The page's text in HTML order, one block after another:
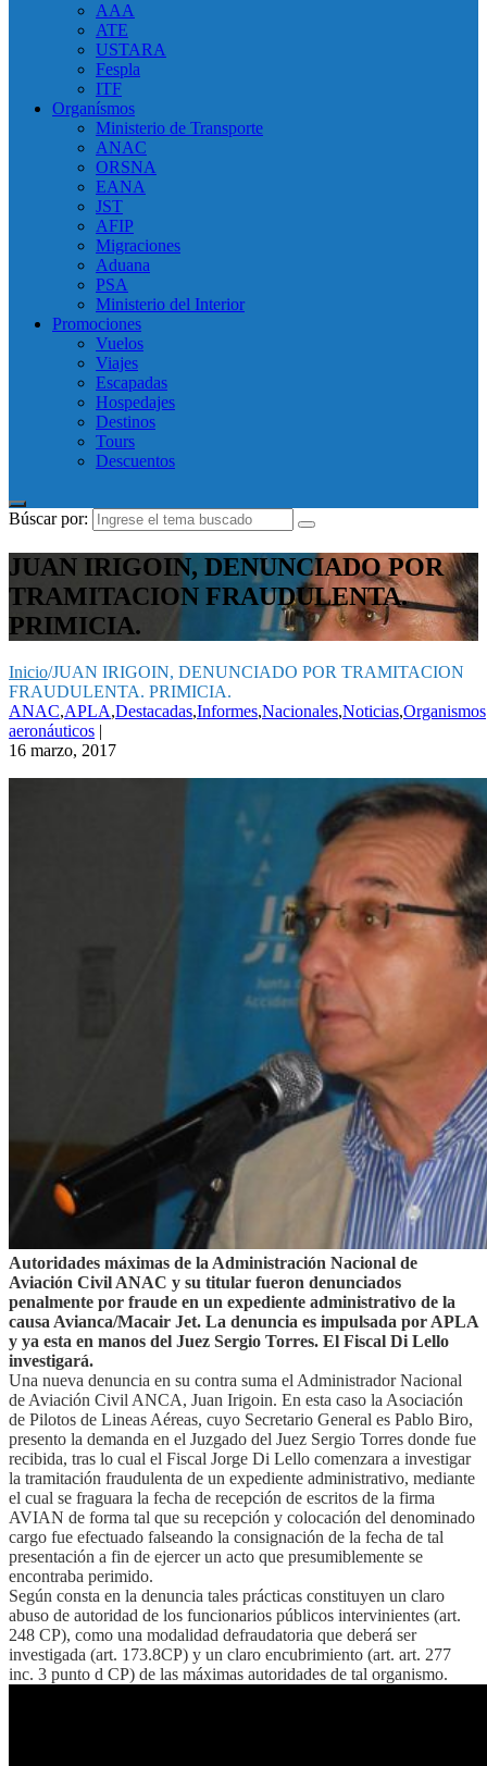
AAA
ATE
USTARA
Fespla
ITF
Organísmos
Ministerio de Transporte
ANAC
ORSNA
EANA
JST
AFIP
Migraciones
Aduana
PSA
Ministerio del Interior
Promociones
Vuelos
Viajes
Escapadas
Hospedajes
Destinos
Tours
Descuentos
Búscar por:
JUAN IRIGOIN, DENUNCIADO POR
TRAMITACION FRAUDULENTA.
PRIMICIA.
Inicio/JUAN IRIGOIN, DENUNCIADO POR TRAMITACION
FRAUDULENTA. PRIMICIA.
ANAC,APLA,Destacadas,Informes,Nacionales,Noticias,Organismos
aeronáuticos |
16 marzo, 2017
Autoridades máximas de la Administración Nacional de
Aviación Civil ANAC y su titular fueron denunciados
penalmente por fraude en un expediente administrativo de la
causa Avianca/Macair Jet. La denuncia es impulsada por APLA
y ya esta en manos del Juez Sergio Torres. El Fiscal Di Lello
investigará.
Una nueva denuncia en su contra suma el Administrador Nacional
de Aviación Civil ANCA, Juan Irigoin. En esta caso la Asociación
de Pilotos de Lineas Aéreas, cuyo Secretario General es Pablo Biro,
presento la demanda en el Juzgado del Juez Sergio Torres donde fue
recibida, tras lo cual el Fiscal Jorge Di Lello comenzara a investigar
la tramitación fraudulenta de un expediente administrativo, mediante
el cual se fraguara la fecha de recepción de escritos de la firma
AVIAN de forma tal que su recepción y colocación del denominado
cargo fue efectuado falseando la consignación de la fecha de tal
presentación a fin de ejercer un acto que presumiblemente se
encontraba perimido.
Según consta en la denuncia tales prácticas constituyen un claro
abuso de autoridad de los funcionarios públicos intervinientes (art.
248 CP), como una modalidad defraudatoria que deberá ser
investigada (art. 173.8CP) y un claro encubrimiento (art. art. 277
inc. 3 punto d CP) de las máximas autoridades de tal organismo.